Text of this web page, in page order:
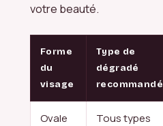
votre beauté.
Forme
du
visage
Type de
dégradé
recommandé
Ovale
Tous types